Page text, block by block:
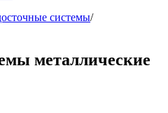
системы/
металлические